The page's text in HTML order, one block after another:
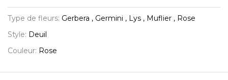
Type de fleurs: Gerbera , Germini , Lys , Muflier , Rose
Style: Deuil
Couleur: Rose